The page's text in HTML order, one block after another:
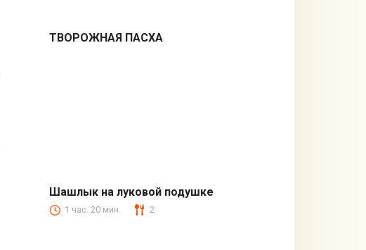
ТВОРОЖНАЯ ПАСХА
В духовке
Шашлык на луковой подушке
1 час. 20 мин. 2